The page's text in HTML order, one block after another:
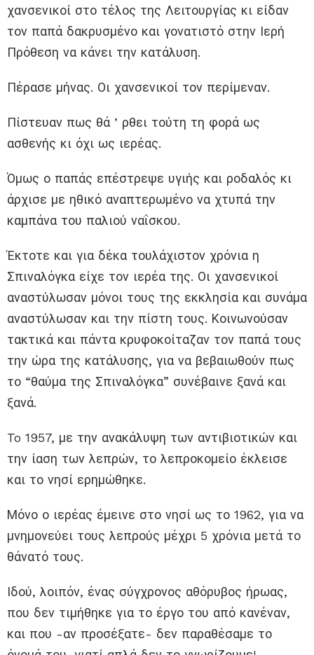
χανσενικοί στο τέλος της Λειτουργίας κι είδαν
τον παπά δακρυσμένο και γονατιστό στην Ιερή
Πρόθεση να κάνει την κατάλυση.
Πέρασε μήνας. Οι χανσενικοί τον περίμεναν.
Πίστευαν πως θά ʼρθει τούτη τη φορά ως
ασθενής κι όχι ως ιερέας.
Όμως ο παπάς επέστρεψε υγιής και ροδαλός κι
άρχισε με ηθικό αναπτερωμένο να χτυπά την
καμπάνα του παλιού ναΐσκου.
Έκτοτε και για δέκα τουλάχιστον χρόνια η
Σπιναλόγκα είχε τον ιερέα της. Οι χανσενικοί
αναστύλωσαν μόνοι τους της εκκλησία και συνάμα
αναστύλωσαν και την πίστη τους. Κοινωνούσαν
τακτικά και πάντα κρυφοκοίταζαν τον παπά τους
την ώρα της κατάλυσης, για να βεβαιωθούν πως
το “θαύμα της Σπιναλόγκα” συνέβαινε ξανά και
ξανά.
To 1957, με την ανακάλυψη των αντιβιοτικών και
την ίαση των λεπρών, το λεπροκομείο έκλεισε
και το νησί ερημώθηκε.
Μόνο ο ιερέας έμεινε στο νησί ως το 1962, για να
μνημονεύει τους λεπρούς μέχρι 5 χρόνια μετά το
θάνατό τους.
Ιδού, λοιπόν, ένας σύγχρονος αθόρυβος ήρωας,
που δεν τιμήθηκε για το έργο του από κανέναν,
και που -αν προσέξατε- δεν παραθέσαμε το